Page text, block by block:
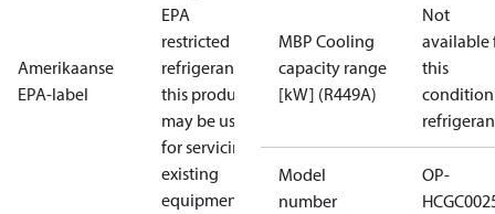
Amerikaanse
EPA-label
EPA
restricted
refrigerants,
this product
may be used
for servicing
existing
equipment
MBP Cooling
capacity range
[kW] (R449A)
Not
available
this
Model
number
OP-